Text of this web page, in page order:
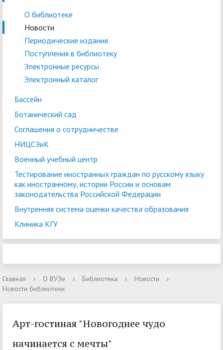
О библиотеке
Новости
Периодические издания
Поступления в библиотеку
Электронные ресурсы
Электронный каталог
Бассейн
Ботанический сад
Соглашения о сотрудничестве
НИЦСЭиК
Военный учебный центр
Тестирование иностранных граждан по русскому языку
как иностранному, истории России и основам
законодательства Российской Федерации
Внутренняя система оценки качества образования
Клиника КГУ
Главная › О ВУЗе › Библиотека › Новости
›
Новости библиотеки
Арт-гостиная "Новогоднее чудо
начинается с мечты"